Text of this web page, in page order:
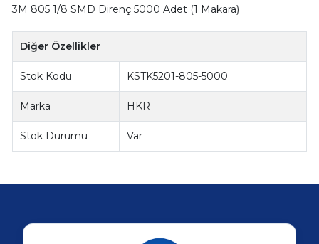
3M 805 1/8 SMD Direnç 5000 Adet (1 Makara)
Diğer Özellikler
Stok Kodu KSTK5201-805-5000
Marka HKR
Stok Durumu Var